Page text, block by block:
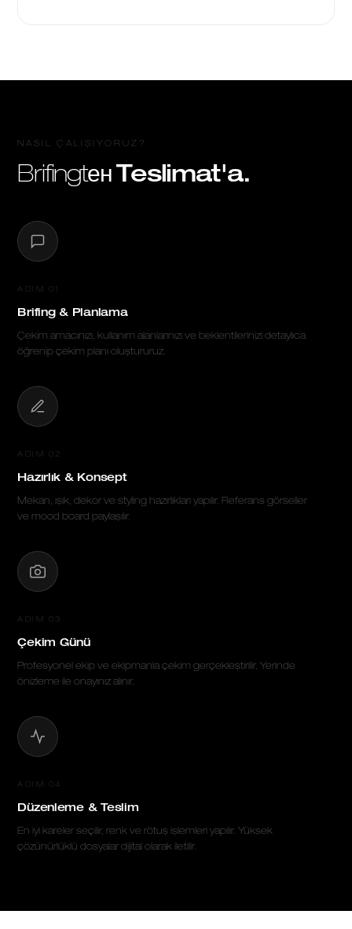
NASIL ÇALIŞIYORUZ?
Brifingtен Teslimat'a.
ADIM 01
Brifing & Planlama
Çekim amacınızı, kullanım alanlarınızı ve beklentilerinizi detaylıca
öğrenip çekim planı oluştururuz.
ADIM 02
Hazırlık & Konsept
Mekan, ışık, dekor ve styling hazırlıkları yapılır. Referans görseller
ve mood board paylaşılır.
ADIM 03
Çekim Günü
Profesyonel ekip ve ekipmanla çekim gerçekleştirilir. Yerinde
önizleme ile onayınız alınır.
ADIM 04
Düzenleme & Teslim
En iyi kareler seçilir, renk ve rötuş işlemleri yapılır. Yüksek
çözünürlüklü dosyalar dijital olarak iletilir.